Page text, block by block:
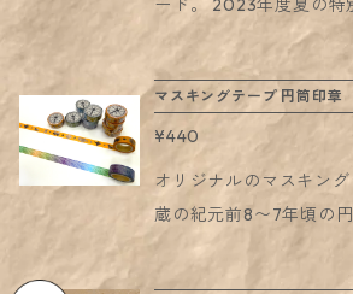
■サイズ： 本体部分約36cm×36cm×マチ11c
m（縫製による多少の
イズのものが入ります。 ■関連： 展覧会：
tps://aom-tokyo.com/
rsia.html#syodo シリーズアイテム： ・トー
トバッグ ペルシア書
s://
・シースルーペーパーフ
「サアディ」 https://
ますので、ご不安な場
せのうえご来館ください。 ※写真4枚目
21年度夏の夏の特別展
跡スタンプラリー」時
置は予告なく終了する
ご了承ください。
リント色に、従来の焦
りました！ より実際の
色に近い色です。
ード。 2023年度夏の特別展「西アジアのい
きもの」から、ウシと
の特別展「おまもりとハ
は、エジプトのおまも
イのフクロウ模様のコイ
になりました！ 【2024年12月21日新発売】
2024年の新春コーナー
念して、 ギリシア神話
ある「ケートス」が表
マスキングテープ 円筒印章
¥440
オリジナルのマスキン
蔵の紀元前8〜7年頃の
に、 角と翼を持つ空想
を射ろうとする、狩猟